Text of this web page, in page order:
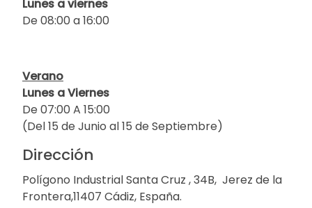
Lunes a viernes
De 08:00 a 16:00
Verano
Lunes a Viernes
De 07:00 A 15:00
(Del 15 de Junio al 15 de Septiembre)
Dirección
Polígono Industrial Santa Cruz , 34B, Jerez de la
Frontera,11407 Cádiz, España.